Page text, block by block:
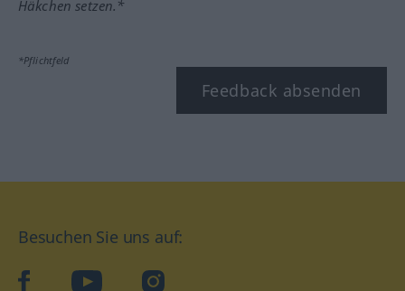
Häkchen setzen.*
*Pflichtfeld
Feedback absenden
Besuchen Sie uns auf:
facebookYouTube Instagram